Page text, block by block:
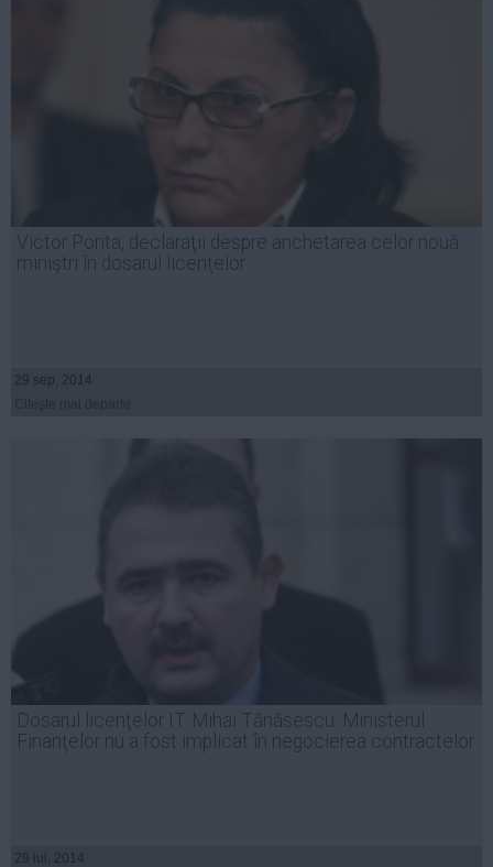
Victor Ponta, declaraţii despre anchetarea celor nouă
miniştri în dosarul licenţelor
29 sep, 2014
Dosarul licenţelor IT. Mihai Tănăsescu: Ministerul
Finanţelor nu a fost implicat în negocierea contractelor
29 iul, 2014